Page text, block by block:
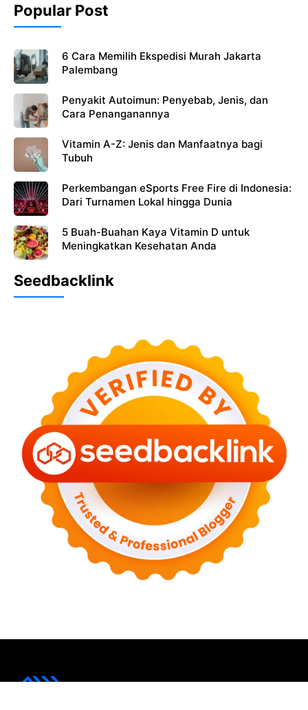
Popular Post
6 Cara Memilih Ekspedisi Murah Jakarta
Palembang
Penyakit Autoimun: Penyebab, Jenis, dan
Cara Penanganannya
Vitamin A-Z: Jenis dan Manfaatnya bagi
Tubuh
Perkembangan eSports Free Fire di Indonesia:
Dari Turnamen Lokal hingga Dunia
5 Buah-Buahan Kaya Vitamin D untuk
Meningkatkan Kesehatan Anda
Seedbacklink